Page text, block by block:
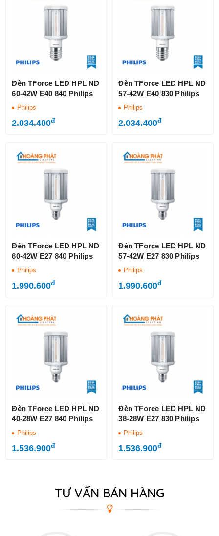
Đèn TForce LED HPL ND
60-42W E40 840 Philips
Philips
2.034.400đ
Đèn TForce LED HPL ND
57-42W E40 830 Philips
Philips
2.034.400đ
Đèn TForce LED HPL ND
60-42W E27 840 Philips
Philips
1.990.600đ
Đèn TForce LED HPL ND
57-42W E27 830 Philips
Philips
1.990.600đ
Đèn TForce LED HPL ND
40-28W E27 840 Philips
Philips
1.536.900đ
Đèn TForce LED HPL ND
38-28W E27 830 Philips
Philips
1.536.900đ
TƯ VẤN BÁN HÀNG